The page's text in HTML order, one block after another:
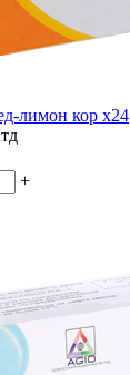
лимон кор x24
+